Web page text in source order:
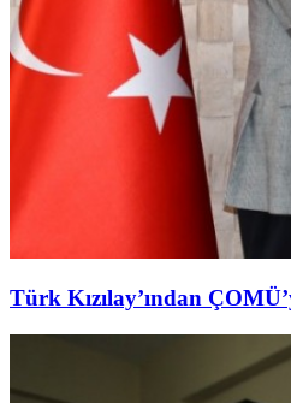
Türk Kızılay’ından